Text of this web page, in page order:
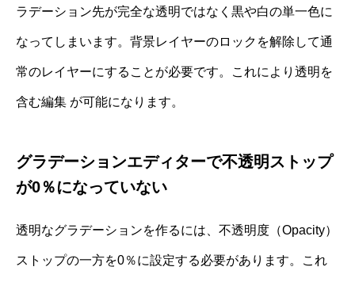
ラデーション先が完全な透明ではなく黒や白の単一色に
なってしまいます。背景レイヤーのロックを解除して通
常のレイヤーにすることが必要です。これにより透明を
含む編集 が可能になります。
グラデーションエディターで不透明ストップ
が0％になっていない
透明なグラデーションを作るには、不透明度（Opacity）
ストップの一方を0％に設定する必要があります。これ